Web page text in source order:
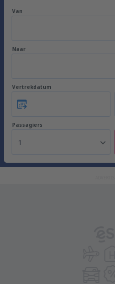
Van
Naar
Vertrekdatum
Passagiers
1